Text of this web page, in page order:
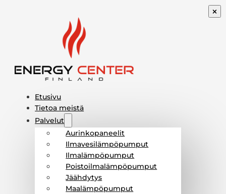
Etusivu
Tietoa meistä
Palvelut
Aurinkopaneelit
Ilmavesilämpöpumput
Ilmalämpöpumput
Poistoilmalämpöpumput
Jäähdytys
Maalämpöpumput